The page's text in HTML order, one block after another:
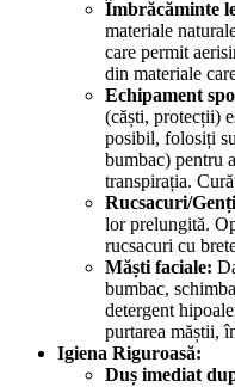
Îmbrăcăminte
materiale
care permit
din materiale
Echipament
(căști, protecții)
posibil, folosiți
bumbac) pentru
transpirația.
Rucsacuri/
lor prelungită.
rucsacuri cu
Măști faciale:
bumbac,
detergent
purtarea măștii,
Igiena Riguroasă:
Duș imediat